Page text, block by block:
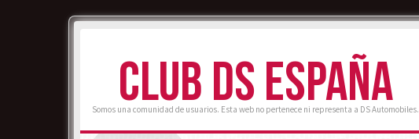
CLUB DS ESPAÑA
Somos una comunidad de usuarios. Esta web no pertenece ni representa a DS Automobiles.